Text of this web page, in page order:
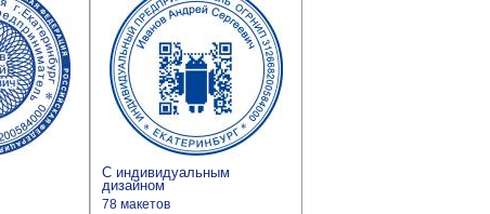
С индивидуальным
дизайном
78 макетов